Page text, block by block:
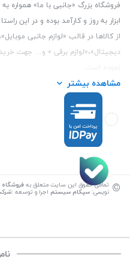
فروشگاه بزرگ «جانبی با ما» همواره
ابزار به روز و کارآمد بوده و در این
از کالاها در قالب «لوازم جانبی
دیجیتال»،«لوازم برقی » و… جهت
این فروشگاه تمام تلاش خود را نموده
عرضه نماید.
تلفن تماس :3847 088 0912
و ملی طبقه زیرین عکاسی
مشاهده بیشتر
© تمامی حقوق این سایت متعلق بهفروشگاه
نویسی: سپکام سیستم اجرا و توسعه :